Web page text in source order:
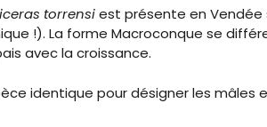
torrensiest présente en
!). La forme Macroconque se
avec la croissance.
identique pour désigner les